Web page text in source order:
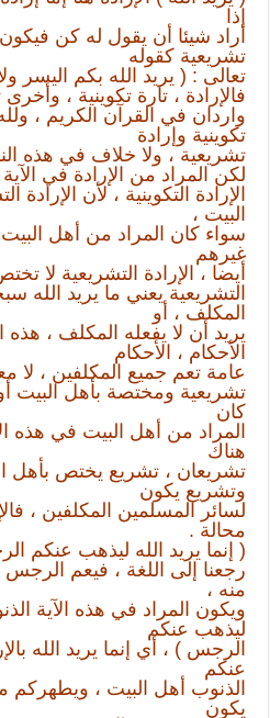
إذا
تشريعية كقوله
تعالى : ( يريد الله بكم اليسر
فالإرادة ، تارة تكوينية ،
واردان في القرآن الكريم ،
تكوينية وإرادة
تشريعية ، ولا خلاف في هذه
لكن المراد من الإرادة في
الإرادة التكوينية ، لأن
البيت ،
سواء كان المراد من أهل البيت
غيرهم
أيضا ، الإرادة التشريعية لا
التشريعية يعني ما يريد الله
المكلف ، أو
يريد أن لا يفعله المكلف ، هذه
الأحكام ، الأحكام
عامة تعم جميع المكلفين ، لا
تشريعية ومختصة بأهل البيت
كان
المراد من أهل البيت في هذه
هناك
تشريعان ، تشريع يختص بأهل
وتشريع يكون
لسائر المسلمين المكلفين ،
محالة .
( إنما يريد الله ليذهب عنكم
رجعنا إلى اللغة ، فيعم
منه ،
ويكون المراد في هذه الآية
ليذهب عنكم
الرجس ) ، أي إنما يريد الله
عنكم
الذنوب أهل البيت ، ويطهركم
يكون